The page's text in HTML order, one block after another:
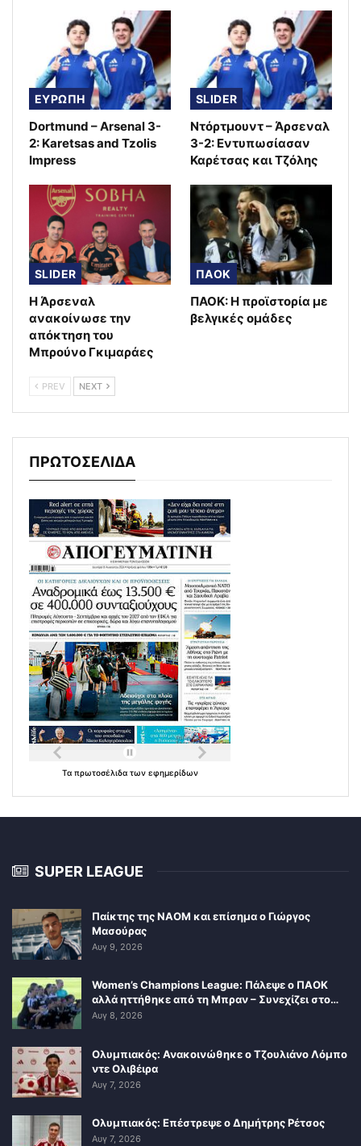
ΕΥΡΩΠΗ
Dortmund – Arsenal 3-
2: Karetsas and Tzolis
Impress
SLIDER
Ντόρτμουντ – Άρσεναλ
3-2: Εντυπωσίασαν
Καρέτσας και Τζόλης
SLIDER
Η Άρσεναλ
ανακοίνωσε την
απόκτηση του
Μπρούνο Γκιμαράες
ΠΑΟΚ
ΠΑΟΚ: Η προϊστορία με
βελγικές ομάδες
PREV NEXT
ΠΡΩΤΟΣΕΛΙΔΑ
Τα πρωτοσέλιδα των εφημερίδων
SUPER LEAGUE
Παίκτης της ΝΑΟΜ και επίσημα ο Γιώργος
Μασούρας
Αυγ 9, 2026
Women’s Champions League: Πάλεψε ο ΠΑΟΚ
αλλά ηττήθηκε από τη Μπραν – Συνεχίζει στο…
Αυγ 8, 2026
Ολυμπιακός: Ανακοινώθηκε ο Τζουλιάνο Λόμπο
ντε Ολιβέιρα
Αυγ 7, 2026
Ολυμπιακός: Επέστρεψε ο Δημήτρης Ρέτσος
Αυγ 7, 2026